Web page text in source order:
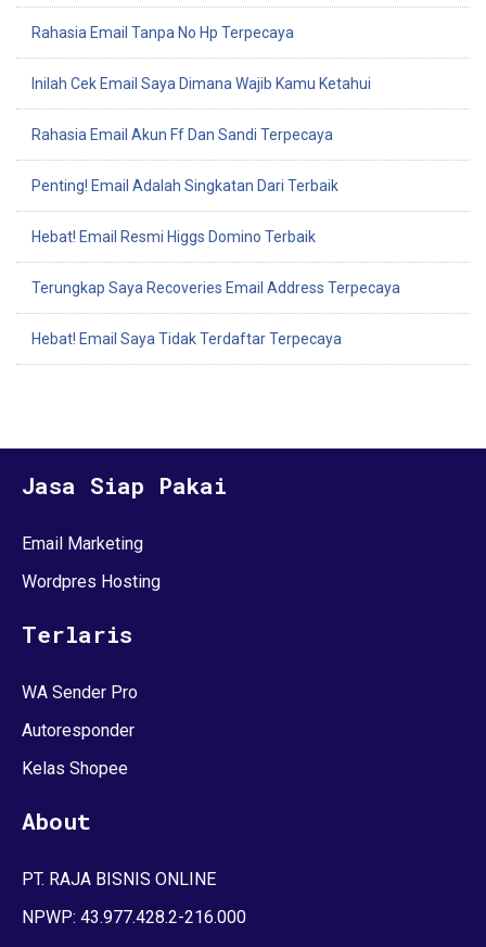
Rahasia Email Tanpa No Hp Terpecaya
Inilah Cek Email Saya Dimana Wajib Kamu Ketahui
Rahasia Email Akun Ff Dan Sandi Terpecaya
Penting! Email Adalah Singkatan Dari Terbaik
Hebat! Email Resmi Higgs Domino Terbaik
Terungkap Saya Recoveries Email Address Terpecaya
Hebat! Email Saya Tidak Terdaftar Terpecaya
Jasa Siap Pakai
Email Marketing
Wordpres Hosting
Terlaris
WA Sender Pro
Autoresponder
Kelas Shopee
About
PT. RAJA BISNIS ONLINE
NPWP: 43.977.428.2-216.000